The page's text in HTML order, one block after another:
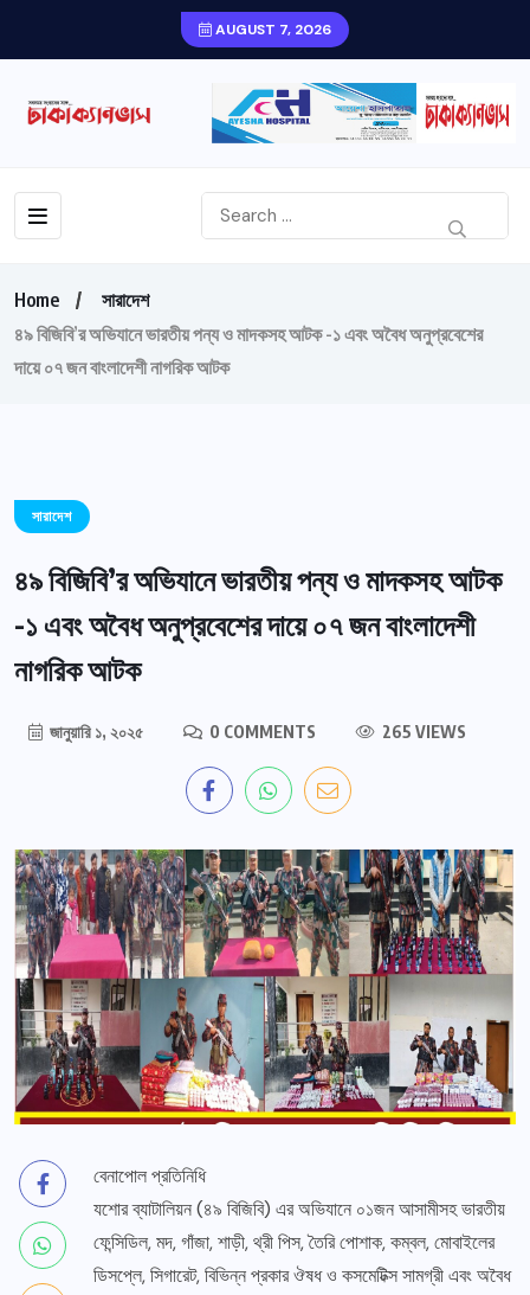
AUGUST 7, 2026
Home
সারাদেশ
৪৯ বিজিবি’র অভিযানে ভারতীয় পন্য ও মাদকসহ আটক -১ এবং অবৈধ অনুপ্রবেশের
দায়ে ০৭ জন বাংলাদেশী নাগরিক আটক
সারাদেশ
৪৯ বিজিবি’র অভিযানে ভারতীয় পন্য ও মাদকসহ আটক
-১ এবং অবৈধ অনুপ্রবেশের দায়ে ০৭ জন বাংলাদেশী
নাগরিক আটক
জানুয়ারি ১, ২০২৫ 0 COMMENTS 265 VIEWS
বেনাপোল প্রতিনিধি
যশোর ব্যাটালিয়ন (৪৯ বিজিবি) এর অভিযানে ০১জন আসামীসহ ভারতীয়
ফেন্সিডিল, মদ, গাঁজা, শাড়ী, থ্রী পিস, তৈরি পোশাক, কম্বল, মোবাইলের
ডিসপ্লে, সিগারেট, বিভিন্ন প্রকার ঔষধ ও কসমেটিক্স সামগ্রী এবং অবৈধ